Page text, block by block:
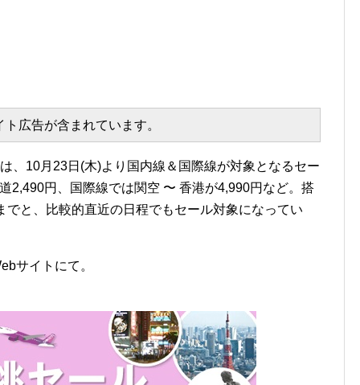
広告が含まれています。
、10月23日(木)より国内線＆国際線が対象となるセー
2,490円、国際線では関空 〜 香港が4,990円など。搭
と、比較的直近の日程でもセール対象になってい
サイトにて。